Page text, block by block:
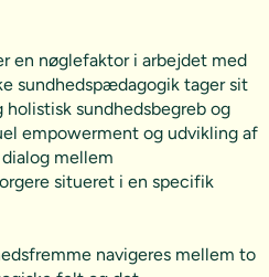
en nøglefaktor i arbejdet med
sundhedspædagogik tager sit
sundhedsbegreb og
empowerment og udvikling af
mellem
situeret i en specifik
navigeres mellem to